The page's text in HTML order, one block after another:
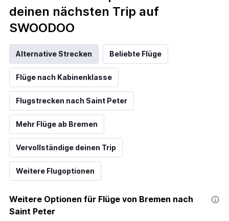
deinen nächsten Trip auf
SWOODOO
Alternative Strecken Beliebte Flüge
Flüge nach Kabinenklasse
Flugstrecken nach Saint Peter
Mehr Flüge ab Bremen
Vervollständige deinen Trip
Weitere Flugoptionen
Weitere Optionen für Flüge von Bremen nach
Saint Peter